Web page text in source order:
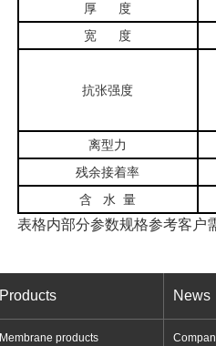
厚 度
宽 度
抗张强度
离型力
残余接着率
含 水 量
表格内部分参数规格参考客户
Products News
Membrane products